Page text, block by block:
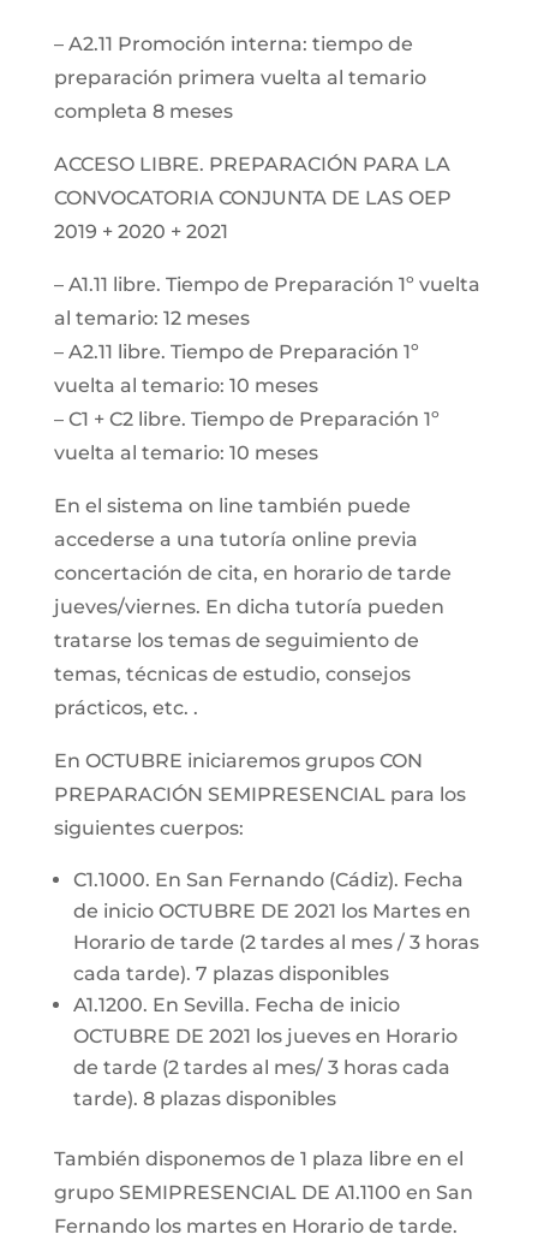
– A2.11 Promoción interna: tiempo de
preparación primera vuelta al temario
completa 8 meses
ACCESO LIBRE. PREPARACIÓN PARA LA
CONVOCATORIA CONJUNTA DE LAS OEP
2019 + 2020 + 2021
– A1.11 libre. Tiempo de Preparación 1º vuelta
al temario: 12 meses
– A2.11 libre. Tiempo de Preparación 1º
vuelta al temario: 10 meses
– C1 + C2 libre. Tiempo de Preparación 1º
vuelta al temario: 10 meses
En el sistema on line también puede
accederse a una tutoría online previa
concertación de cita, en horario de tarde
jueves/viernes. En dicha tutoría pueden
tratarse los temas de seguimiento de
temas, técnicas de estudio, consejos
prácticos, etc. .
En OCTUBRE iniciaremos grupos CON
PREPARACIÓN SEMIPRESENCIAL para los
siguientes cuerpos:
C1.1000. En San Fernando (Cádiz). Fecha
de inicio OCTUBRE DE 2021 los Martes en
Horario de tarde (2 tardes al mes / 3 horas
cada tarde). 7 plazas disponibles
A1.1200. En Sevilla. Fecha de inicio
OCTUBRE DE 2021 los jueves en Horario
de tarde (2 tardes al mes/ 3 horas cada
tarde). 8 plazas disponibles
También disponemos de 1 plaza libre en el
grupo SEMIPRESENCIAL DE A1.1100 en San
Fernando los martes en Horario de tarde.